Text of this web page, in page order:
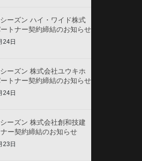
ーズン ハイ・ワイド株式
トナー契約締結のお知らせ
24日
ーズン 株式会社ユウキホ
トナー契約締結のお知らせ
24日
ーズン 株式会社創和技建
ー契約締結のお知らせ
23日